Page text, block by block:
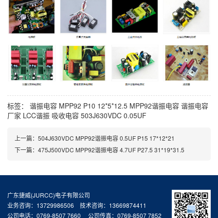
标签： 谐振电容 MPP92 P10 12*5*12.5 MPP92谐振电容 谐振电容
厂家 LCC谐振 吸收电容 503J630VDC 0.05UF
上一篇： 504J630VDC MPP92谐振电容 0.5UF P15 17*12*21
下一篇： 475J500VDC MPP92谐振电容 4.7UF P27.5 31*19*31.5
广东捷威(JURCC)电子有限公司
业务咨询：13729986506 技术咨询：13669874411
公司电话：0769-8507 7660 公司传真：0769-8507 7852